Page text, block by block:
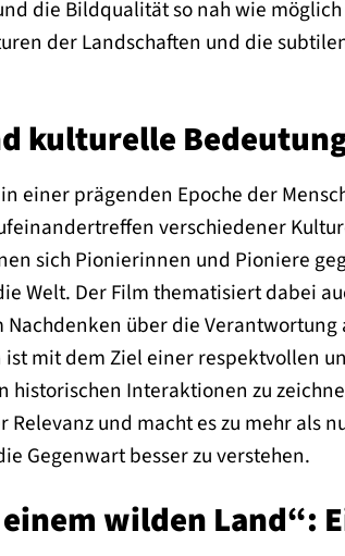
die Bildqualität so nah wie
der Landschaften und die
kulturelle
einer prägenden Epoche der
verschiedener
sich Pionierinnen und Pioniere
Welt. Der Film thematisiert dabei
über die
mit dem Ziel einer respektvollen
Interaktionen zu
und macht es zu mehr als
Gegenwart besser zu verstehen.
wilden Land“: